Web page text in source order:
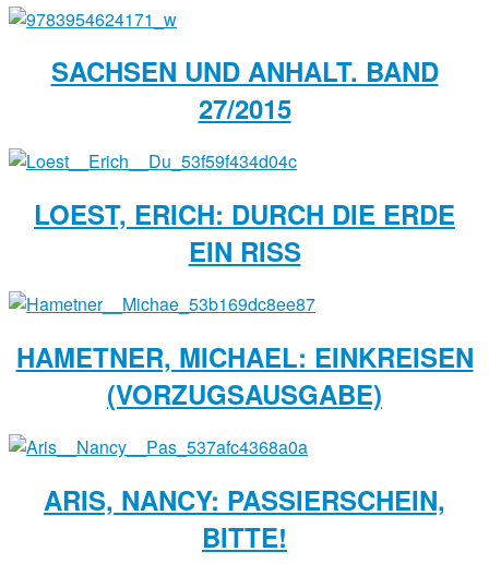
SACHSEN UND ANHALT. BAND
27/2015
LOEST, ERICH: DURCH DIE ERDE
EIN RISS
HAMETNER, MICHAEL: EINKREISEN
(VORZUGSAUSGABE)
ARIS, NANCY: PASSIERSCHEIN,
BITTE!